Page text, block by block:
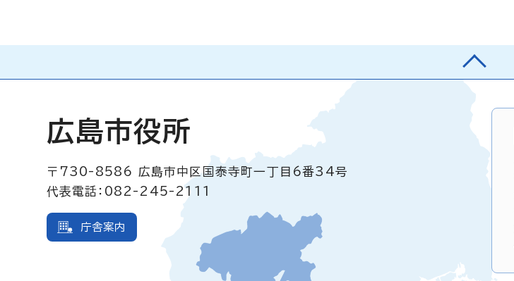
広島市役所
〒730-8586
広島市中区国泰寺町一丁目6番34号
代表電話：082-245-2111
庁舎案内